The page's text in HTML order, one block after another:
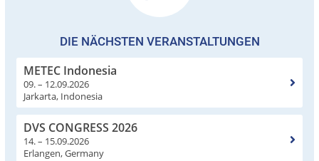
DIE NÄCHSTEN VERANSTALTUNGEN
METEC Indonesia
09. – 12.09.2026
Jarkarta, Indonesia
DVS CONGRESS 2026
14. – 15.09.2026
Erlangen, Germany